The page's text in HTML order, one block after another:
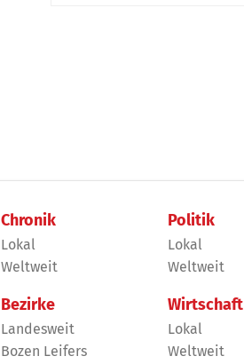
Chronik
Lokal
Weltweit
Bezirke
Landesweit
Bozen Leifers
Politik
Lokal
Weltweit
Wirtschaft
Lokal
Weltweit